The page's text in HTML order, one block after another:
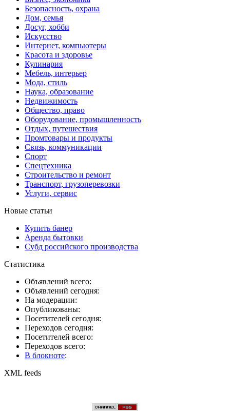
Безопасность, охрана
Дом, семья
Досуг, хобби
Искусство
Интернет, компьютеры
Красота и здоровье
Кулинария
Мебель, интерьер
Мода, стиль
Наука, образование
Недвижимость
Общество, право
Оборудование, промышленность
Отдых, путешествия
Промтовары и продукты
Связь, коммуникации
Спорт
Спецтехника
Строительство и ремонт
Транспорт, грузоперевозки
Услуги, сервис
Новые статьи
Купить банер
Аренда бытовки
Субд российского производства
Статистика
Объявлений всего:
Объявлений сегодня:
На модерации:
Опубликованы:
Посетителей сегодня:
Переходов сегодня:
Посетителей всего:
Переходов всего:
В блокноте:
XML feeds